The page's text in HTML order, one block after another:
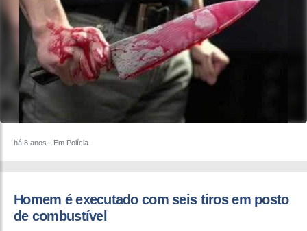
há 8 anos - Em Polícia
Homem é executado com seis tiros em posto
de combustível